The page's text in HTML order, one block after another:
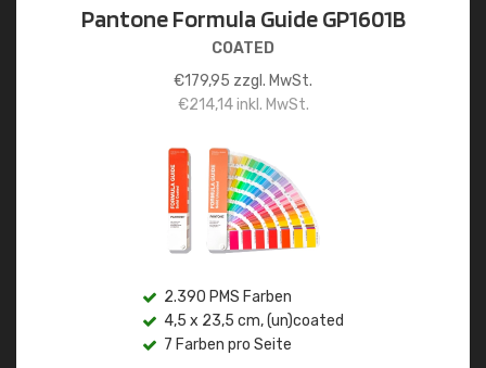
Pantone Formula Guide GP1601B
COATED
€179,95 zzgl. MwSt.
€214,14inkl. MwSt.
2.390 PMS Farben
4,5 x 23,5 cm, (un)coated
7 Farben pro Seite